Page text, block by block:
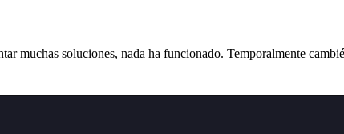
muchas soluciones, nada ha funcionado. Temporalmente